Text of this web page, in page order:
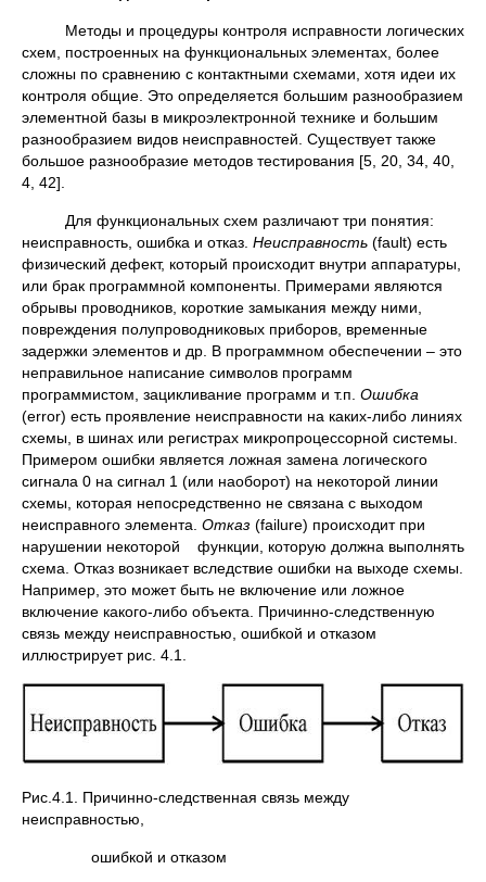
Методы и процедуры контроля исправности логических
схем, построенных на функциональных элементах, более
сложны по сравнению с контактными схемами, хотя идеи их
контроля общие. Это определяется большим разнообразием
элементной базы в микроэлектронной технике и большим
разнообразием видов неисправностей. Существует также
большое разнообразие методов тестирования [5, 20, 34, 40,
4, 42].
Для функциональных схем различают три понятия:
неисправность, ошибка и отказ. Неисправность (fault) есть
физический дефект, который происходит внутри аппаратуры,
или брак программной компоненты. Примерами являются
обрывы проводников, короткие замыкания между ними,
повреждения полупроводниковых приборов, временные
задержки элементов и др. В программном обеспечении – это
неправильное написание символов программ
программистом, зацикливание программ и т.п. Ошибка
(error) есть проявление неисправности на каких-либо линиях
схемы, в шинах или регистрах микропроцессорной системы.
Примером ошибки является ложная замена логического
сигнала 0 на сигнал 1 (или наоборот) на некоторой линии
схемы, которая непосредственно не связана с выходом
неисправного элемента. Отказ (failure) происходит при
нарушении некоторой функции, которую должна выполнять
схема. Отказ возникает вследствие ошибки на выходе схемы.
Например, это может быть не включение или ложное
включение какого-либо объекта. Причинно-следственную
связь между неисправностью, ошибкой и отказом
иллюстрирует рис. 4.1.
Рис.4.1. Причинно-следственная связь между
неисправностью,
ошибкой и отказом